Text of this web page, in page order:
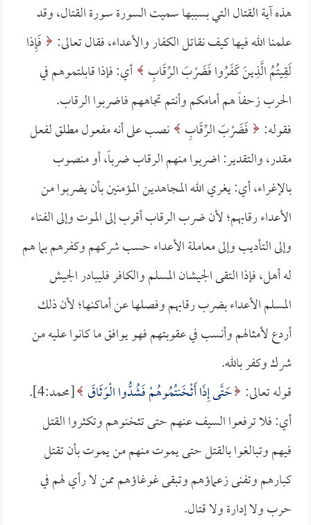
هذه آية القتال التي بسببها سميت السورة سورة القتال، وقد
علمنا الله فيها كيف نقاتل الكفار والأعداء، فقال تعالى:
فَإِذا
لَقِيتُمُ الَّذِينَ كَفَرُوا فَضَرْبَ الرِّقَابِ أي: فإذا قابلتموهم في
الحرب زحفاً هم أمامكم وأنتم تجاههم فاضربوا الرقاب.
فقوله:
فَضَرْبَ الرِّقَابِ نصب على أنه مفعول مطلق لفعل
مقدر، والتقدير: اضربوا منهم الرقاب ضرباً، أو منصوب
بالإغراء، أي: يغري الله المجاهدين المؤمنين بأن يضربوا من
الأعداء رقابهم؛ لأن ضرب الرقاب أقرب إلى الموت وإلى الفناء
وإلى التأديب وإلى معاملة الأعداء حسب شركهم وكفرهم بما هم
له أهل، فإذا التقى الجيشان المسلم والكافر فليبادر الجيش
المسلم الأعداء بضرب رقابهم وفصلها عن أماكنها؛ لأن ذلك
أردع لأمثالهم وأنسب في عقوبتهم فهو يوافق ما كانوا عليه من
شرك وكفر بالله.
قوله تعالى: حَتَّى إِذَا أَثْخَنتُمُوهُمْ فَشُدُّوا الْوَثَاقَ [محمد:4].
أي: فلا ترفعوا السيف عنهم حتى تثخنوهم وتكثروا القتل
فيهم وتبالغوا بالقتل حتى يموت منهم من يموت بأن تقتل
كبارهم وتفنى زعماؤهم وتبقى غوغاؤهم ممن لا رأي لهم في
حرب ولا إدارة ولا قتال.